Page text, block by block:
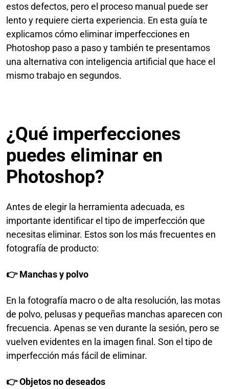
estos defectos, pero el proceso manual puede ser
lento y requiere cierta experiencia. En esta guía te
explicamos cómo eliminar imperfecciones en
Photoshop paso a paso y también te presentamos
una alternativa con inteligencia artificial que hace el
mismo trabajo en segundos.
¿Qué imperfecciones
puedes eliminar en
Photoshop?
Antes de elegir la herramienta adecuada, es
importante identificar el tipo de imperfección que
necesitas eliminar. Estos son los más frecuentes en
fotografía de producto:
👉 Manchas y polvo
En la fotografía macro o de alta resolución, las motas
de polvo, pelusas y pequeñas manchas aparecen con
frecuencia. Apenas se ven durante la sesión, pero se
vuelven evidentes en la imagen final. Son el tipo de
imperfección más fácil de eliminar.
👉 Objetos no deseados